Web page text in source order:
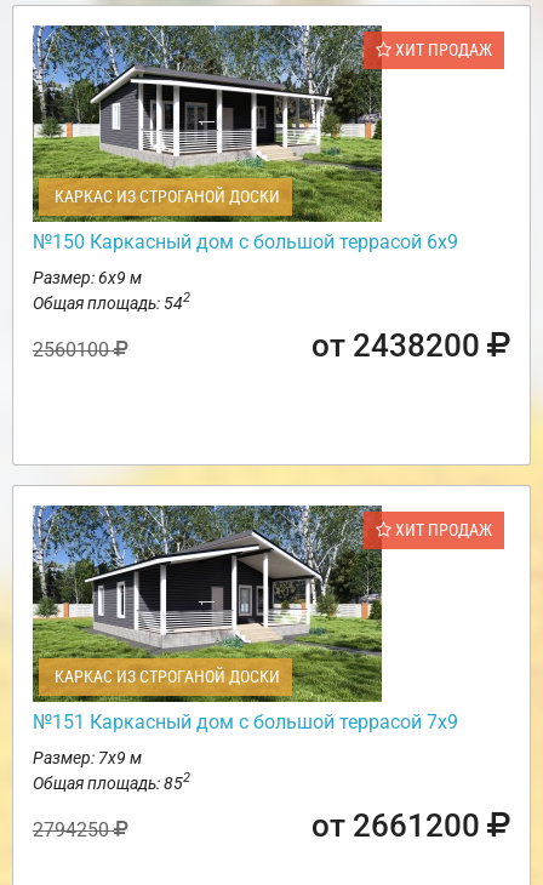
ХИТ ПРОДАЖ
КАРКАС ИЗ СТРОГАНОЙ ДОСКИ
№150 Каркасный дом с большой террасой 6х9
Размер: 6х9 м
Общая площадь: 542
2560100 от 2438200
ХИТ ПРОДАЖ
КАРКАС ИЗ СТРОГАНОЙ ДОСКИ
№151 Каркасный дом с большой террасой 7х9
Размер: 7х9 м
Общая площадь: 852
2794250 от 2661200